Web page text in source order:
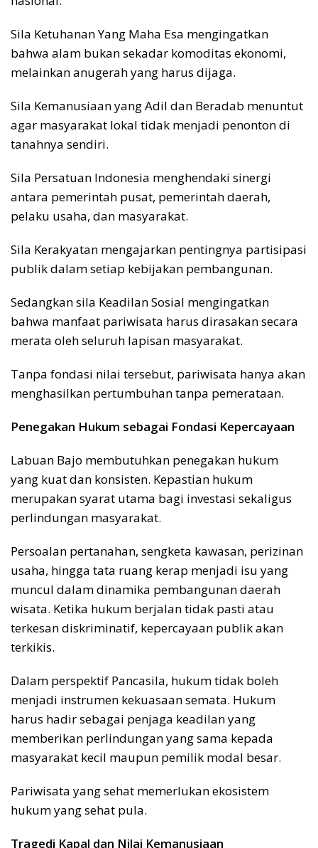
Sila Ketuhanan Yang Maha Esa mengingatkan
bahwa alam bukan sekadar komoditas ekonomi,
melainkan anugerah yang harus dijaga.
Sila Kemanusiaan yang Adil dan Beradab menuntut
agar masyarakat lokal tidak menjadi penonton di
tanahnya sendiri.
Sila Persatuan Indonesia menghendaki sinergi
antara pemerintah pusat, pemerintah daerah,
pelaku usaha, dan masyarakat.
Sila Kerakyatan mengajarkan pentingnya partisipasi
publik dalam setiap kebijakan pembangunan.
Sedangkan sila Keadilan Sosial mengingatkan
bahwa manfaat pariwisata harus dirasakan secara
merata oleh seluruh lapisan masyarakat.
Tanpa fondasi nilai tersebut, pariwisata hanya akan
menghasilkan pertumbuhan tanpa pemerataan.
Penegakan Hukum sebagai Fondasi Kepercayaan
Labuan Bajo membutuhkan penegakan hukum
yang kuat dan konsisten. Kepastian hukum
merupakan syarat utama bagi investasi sekaligus
perlindungan masyarakat.
Persoalan pertanahan, sengketa kawasan, perizinan
usaha, hingga tata ruang kerap menjadi isu yang
muncul dalam dinamika pembangunan daerah
wisata. Ketika hukum berjalan tidak pasti atau
terkesan diskriminatif, kepercayaan publik akan
terkikis.
Dalam perspektif Pancasila, hukum tidak boleh
menjadi instrumen kekuasaan semata. Hukum
harus hadir sebagai penjaga keadilan yang
memberikan perlindungan yang sama kepada
masyarakat kecil maupun pemilik modal besar.
Pariwisata yang sehat memerlukan ekosistem
hukum yang sehat pula.
Tragedi Kapal dan Nilai Kemanusiaan